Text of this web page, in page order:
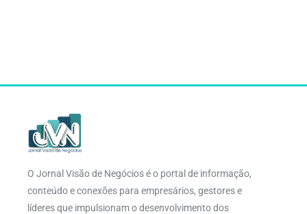
O Jornal Visão de Negócios é o portal de informação,
conteúdo e conexões para empresários, gestores e
líderes que impulsionam o desenvolvimento dos